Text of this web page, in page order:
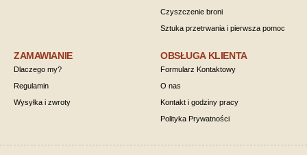
Czyszczenie broni
Sztuka przetrwania i pierwsza pomoc
ZAMAWIANIE
Dlaczego my?
Regulamin
Wysyłka i zwroty
OBSŁUGA KLIENTA
Formularz Kontaktowy
O nas
Kontakt i godziny pracy
Polityka Prywatności